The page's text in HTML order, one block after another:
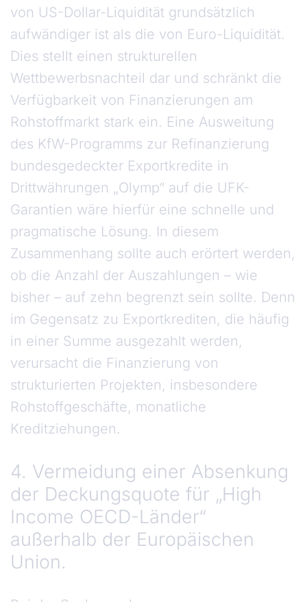
von US-Dollar-Liquidität grundsätzlich
aufwändiger ist als die von Euro-Liquidität.
Dies stellt einen strukturellen
Wettbewerbsnachteil dar und schränkt die
Verfügbarkeit von Finanzierungen am
Rohstoffmarkt stark ein. Eine Ausweitung
des KfW-Programms zur Refinanzierung
bundesgedeckter Exportkredite in
Drittwährungen „Olymp“ auf die UFK-
Garantien wäre hierfür eine schnelle und
pragmatische Lösung. In diesem
Zusammenhang sollte auch erörtert werden,
ob die Anzahl der Auszahlungen – wie
bisher – auf zehn begrenzt sein sollte. Denn
im Gegensatz zu Exportkrediten, die häufig
in einer Summe ausgezahlt werden,
verursacht die Finanzierung von
strukturierten Projekten, insbesondere
Rohstoffgeschäfte, monatliche
Kreditziehungen.
4. Vermeidung einer Absenkung
der Deckungsquote für „High
Income OECD-Länder“
außerhalb der Europäischen
Union.